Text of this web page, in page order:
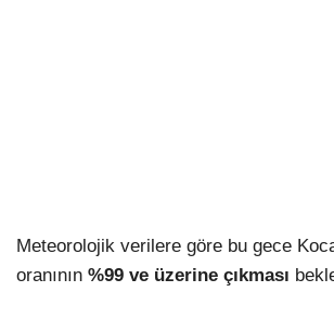
Meteorolojik verilere göre bu gece
oranının %99 ve üzerine çıkması